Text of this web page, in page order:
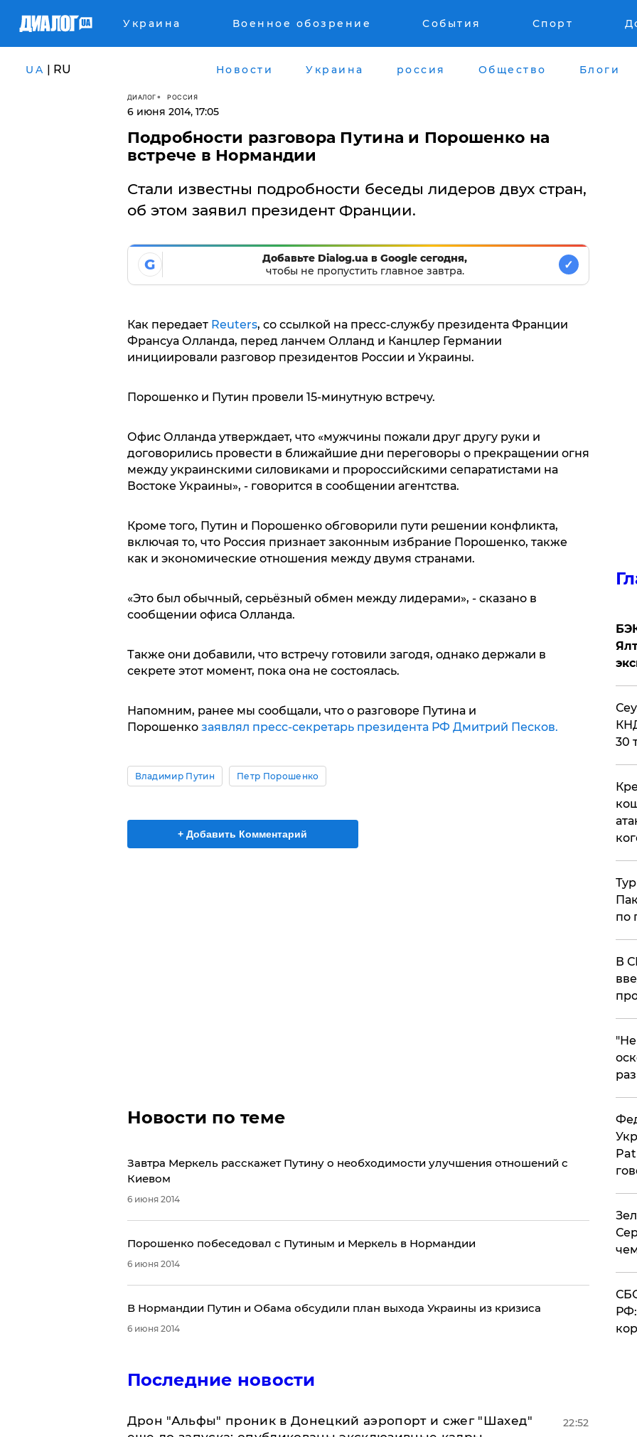
Украина Военное обозрение События Спорт
UA | RU Новости Украина россия Общество Блоги
ДИАЛОГ РОССИЯ
6 июня 2014, 17:05
Подробности разговора Путина и Порошенко на
встрече в Нормандии
Стали известны подробности беседы лидеров двух стран,
об этом заявил президент Франции.
G
Добавьте Dialog.ua в Google сегодня,
чтобы не пропустить главное завтра.
✓
Как передает Reuters, со ссылкой на пресс-службу президента Франции
Франсуа Олланда, перед ланчем Олланд и Канцлер Германии
инициировали разговор президентов России и Украины.
Порошенко и Путин провели 15-минутную встречу.
Офис Олланда утверждает, что «мужчины пожали друг другу руки и
договорились провести в ближайшие дни переговоры о прекращении огня
между украинскими силовиками и пророссийскими сепаратистами на
Востоке Украины», - говорится в сообщении агентства.
Кроме того, Путин и Порошенко обговорили пути решении конфликта,
включая то, что Россия признает законным избрание Порошенко, также
как и экономические отношения между двумя странами.
«Это был обычный, серьёзный обмен между лидерами», - сказано в
сообщении офиса Олланда.
Также они добавили, что встречу готовили загодя, однако держали в
секрете этот момент, пока она не состоялась.
Напомним, ранее мы сообщали, что о разговоре Путина и
Порошенко заявлял пресс-секретарь президента РФ Дмитрий Песков.
Владимир Путин Петр Порошенко
+ Добавить Комментарий
Новости по теме
​Завтра Меркель расскажет Путину о необходимости улучшения отношений с
Киевом
6 июня 2014
Порошенко побеседовал с Путиным и Меркель в Нормандии
6 июня 2014
В Нормандии Путин и Обама обсудили план выхода Украины из кризиса
6 июня 2014
Последние новости
Дрон "Альфы" проник в Донецкий аэропорт и сжег "Шахед"
22:52
30
по
В